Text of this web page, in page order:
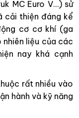
MC Euro V…) sử
cải thiện đáng kể
cơ cơ khí (ga
nhiên liệu của các
nay khá cạnh
rất nhiều vào
hành và kỹ năng